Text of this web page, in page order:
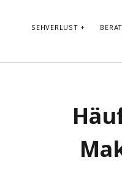
SEHVERLUST
Telefon